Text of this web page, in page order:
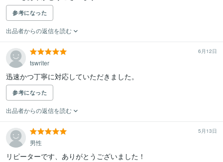
参考になった
出品者からの返信を読む
6月12日
tswriter
迅速かつ丁寧に対応していただきました。
参考になった
出品者からの返信を読む
5月13日
男性
リピーターです、ありがとうございました！